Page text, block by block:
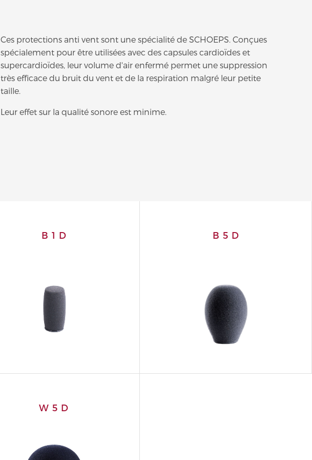
Ces protections anti vent sont une spécialité de SCHOEPS. Conçues
spécialement pour être utilisées avec des capsules cardioïdes et
supercardioïdes, leur volume d'air enfermé permet une suppression
très efficace du bruit du vent et de la respiration malgré leur petite
taille.
Leur effet sur la qualité sonore est minime.
B 1 D B 5 D
W 5 D